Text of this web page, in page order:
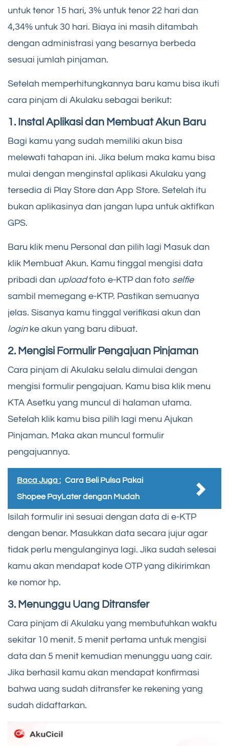
untuk tenor 15 hari, 3% untuk tenor 22 hari dan
4,34% untuk 30 hari. Biaya ini masih ditambah
dengan administrasi yang besarnya berbeda
sesuai jumlah pinjaman.
Setelah memperhitungkannya baru kamu bisa ikuti
cara pinjam di Akulaku sebagai berikut:
1. Instal Aplikasi dan Membuat Akun Baru
Bagi kamu yang sudah memiliki akun bisa
melewati tahapan ini. Jika belum maka kamu bisa
mulai dengan menginstal aplikasi Akulaku yang
tersedia di Play Store dan App Store. Setelah itu
bukan aplikasinya dan jangan lupa untuk aktifkan
GPS.
Baru klik menu Personal dan pilih lagi Masuk dan
klik Membuat Akun. Kamu tinggal mengisi data
pribadi dan uploadfoto e-KTP dan foto selfie
sambil memegang e-KTP. Pastikan semuanya
jelas. Sisanya kamu tinggal verifikasi akun dan
loginke akun yang baru dibuat.
2. Mengisi Formulir Pengajuan Pinjaman
Cara pinjam di Akulaku selalu dimulai dengan
mengisi formulir pengajuan. Kamu bisa klik menu
KTA Asetku yang muncul di halaman utama.
Setelah klik kamu bisa pilih lagi menu Ajukan
Pinjaman. Maka akan muncul formulir
pengajuannya.
Baca Juga : Cara Beli Pulsa Pakai
Shopee PayLater dengan Mudah
Isilah formulir ini sesuai dengan data di e-KTP
dengan benar. Masukkan data secara jujur agar
tidak perlu mengulanginya lagi. Jika sudah selesai
kamu akan mendapat kode OTP yang dikirimkan
ke nomor hp.
3. Menunggu Uang Ditransfer
Cara pinjam di Akulaku yang membutuhkan waktu
sekitar 10 menit. 5 menit pertama untuk mengisi
data dan 5 menit kemudian menunggu uang cair.
Jika berhasil kamu akan mendapat konfirmasi
bahwa uang sudah ditransfer ke rekening yang
sudah didaftarkan.